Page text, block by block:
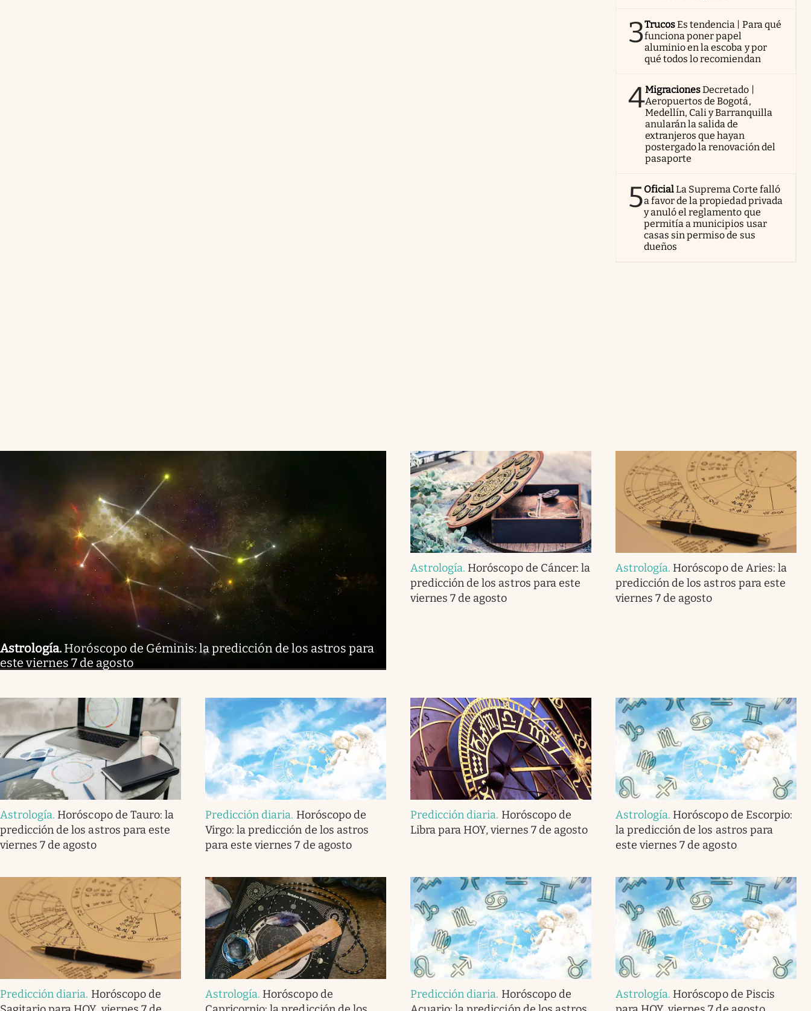
3TrucosEs tendencia | Para qué
funciona poner papel
aluminio en la escoba y por
qué todos lo recomiendan
4MigracionesDecretado |
Aeropuertos de Bogotá,
Medellín, Cali y Barranquilla
anularán la salida de
extranjeros que hayan
postergado la renovación del
pasaporte
5OficialLa Suprema Corte falló
a favor de la propiedad privada
y anuló el reglamento que
permitía a municipios usar
casas sin permiso de sus
dueños
Astrología. Horóscopo de Géminis: la predicción de los astros para
este viernes 7 de agosto
Astrología. Horóscopo de Cáncer: la
predicción de los astros para este
viernes 7 de agosto
Astrología. Horóscopo de Aries: la
predicción de los astros para este
viernes 7 de agosto
Astrología. Horóscopo de Tauro: la
predicción de los astros para este
viernes 7 de agosto
Predicción diaria. Horóscopo de
Virgo: la predicción de los astros
para este viernes 7 de agosto
Predicción diaria. Horóscopo de
Libra para HOY, viernes 7 de agosto
Astrología. Horóscopo de Escorpio:
la predicción de los astros para
este viernes 7 de agosto
Predicción diaria. Horóscopo de
Astrología. Horóscopo de
Predicción diaria. Horóscopo de
Astrología. Horóscopo de Piscis